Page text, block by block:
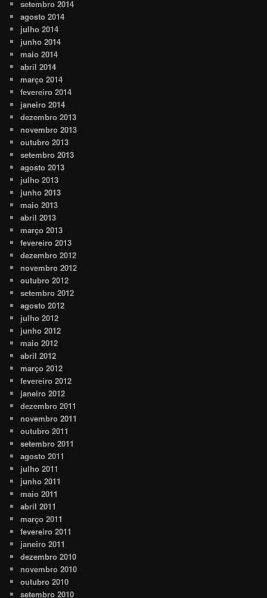
setembro 2014
agosto 2014
julho 2014
junho 2014
maio 2014
abril 2014
março 2014
fevereiro 2014
janeiro 2014
dezembro 2013
novembro 2013
outubro 2013
setembro 2013
agosto 2013
julho 2013
junho 2013
maio 2013
abril 2013
março 2013
fevereiro 2013
dezembro 2012
novembro 2012
outubro 2012
setembro 2012
agosto 2012
julho 2012
junho 2012
maio 2012
abril 2012
março 2012
fevereiro 2012
janeiro 2012
dezembro 2011
novembro 2011
outubro 2011
setembro 2011
agosto 2011
julho 2011
junho 2011
maio 2011
abril 2011
março 2011
fevereiro 2011
janeiro 2011
dezembro 2010
novembro 2010
outubro 2010
setembro 2010